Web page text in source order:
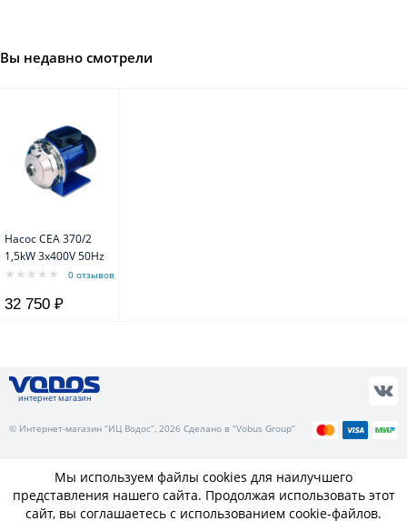
Вы недавно смотрели
Насос CEA 370/2
1,5kW 3x400V 50Hz
0 отзывов
32 750 ₽
интернет магазин
© Интернет-магазин “ИЦ Водос”, 2026 Сделано в “Vobus Group”
Мы используем файлы cookies для наилучшего
представления нашего сайта. Продолжая использовать этот
сайт, вы соглашаетесь с использованием cookie-файлов.